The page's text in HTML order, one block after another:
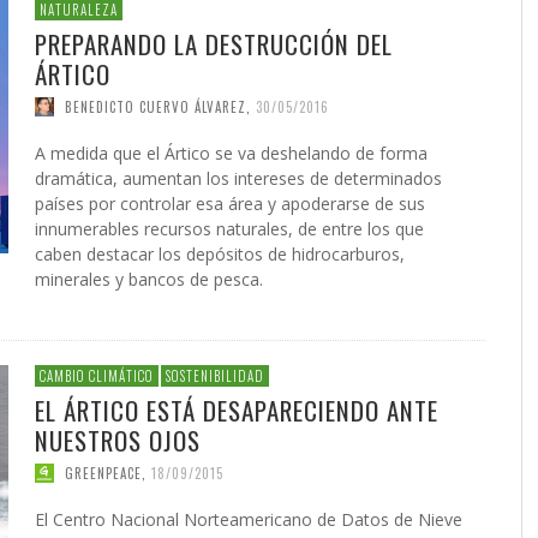
FERRARI, 28/07/2026
, 22/05/2026
NACIONAL PUERTO RICO Y
PARA EL FUTURO
DE PUERTO RICO (II)
ORTÍZ, 24/07/2026
COALICIÓN PARA EL FUTURO
POLÍTICO DE PUERTO RICO (I)
JAVIER AGUILERA FRAGOSO
ONG OTROMUNDOESPOSIBLE 23/
GLOBAL DEL
GARCÍA GUERRERO
CARLOS GARCÍA GUERRERO 10/
CARDOZO, 29/06/2026
LENIN CARDOZO
NATURALEZA
PREPARANDO LA DESTRUCCIÓN DEL
ÁRTICO
BENEDICTO CUERVO ÁLVAREZ 30/05/2016
A medida que el Ártico se va deshelando de forma
dramática, aumentan los intereses de determinados
países por controlar esa área y apoderarse de sus
innumerables recursos naturales, de entre los que
caben destacar los depósitos de hidrocarburos,
minerales y bancos de pesca.
CAMBIO CLIMÁTICO SOSTENIBILIDAD
EL ÁRTICO ESTÁ DESAPARECIENDO ANTE
NUESTROS OJOS
GREENPEACE 18/09/2015
El Centro Nacional Norteamericano de Datos de Nieve